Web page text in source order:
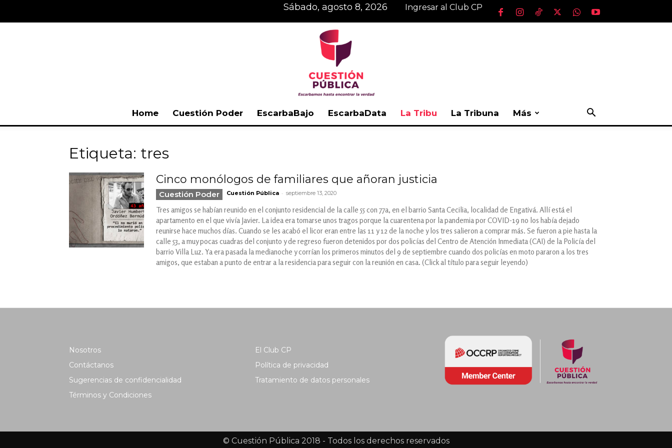
sábado, agosto 8, 2026 Ingresar al Club CP
Home Cuestión Poder EscarbaBajo EscarbaData La Tribu La Tribuna Más
Etiqueta: tres
Cinco monólogos de familiares que añoran justicia
Cuestión Poder Cuestión Pública - septiembre 13, 2020
Tres amigos se habían reunido en el conjunto residencial de la calle 55 con 77a, en el barrio Santa Cecilia, localidad de Engativá. Allí está el
apartamento en el que vivía Javier. La idea era tomarse unos tragos porque la cuarentena por la pandemia por COVID-19 no los había dejado
reunirse hace muchos días. Cuando se les acabó el licor eran entre las 11 y 12 de la noche y los tres salieron a comprar más. Se fueron a pie hasta la
calle 53, a muy pocas cuadras del conjunto y de regreso fueron detenidos por dos policías del Centro de Atención Inmediata (CAI) de la Policía del
barrio Villa Luz. Ya era pasada la medianoche y corrían los primeros minutos del 9 de septiembre cuando dos policías en moto pararon a los tres
amigos, que estaban a punto de entrar a la residencia para seguir con la reunión en casa. (Click al título para seguir leyendo)
Nosotros
Contáctanos
Sugerencias de confidencialidad
Términos y Condiciones
El Club CP
Política de privacidad
Tratamiento de datos personales
© Cuestión Pública 2018 - Todos los derechos reservados